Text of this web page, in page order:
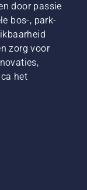
door passie
bos-, park-
zorg voor
het